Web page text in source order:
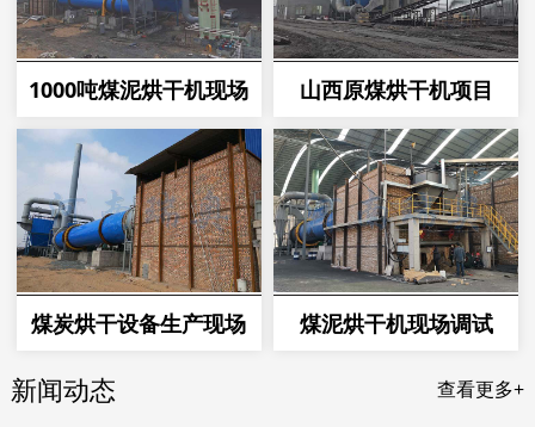
1000吨煤泥烘干机现场 山西原煤烘干机项目
煤炭烘干设备生产现场 煤泥烘干机现场调试
新闻动态 查看更多+